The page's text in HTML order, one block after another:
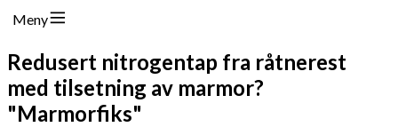
Meny
Redusert nitrogentap fra råtnerest
med tilsetning av marmor?
"Marmorfiks"